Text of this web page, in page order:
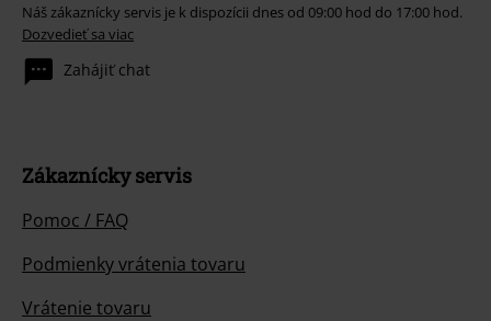
Náš zákaznícky servis je k dispozícii dnes od 09:00 hod do 17:00 hod.
Dozvedieť sa viac
Zahájiť chat
Zákaznícky servis
Pomoc / FAQ
Podmienky vrátenia tovaru
Vrátenie tovaru